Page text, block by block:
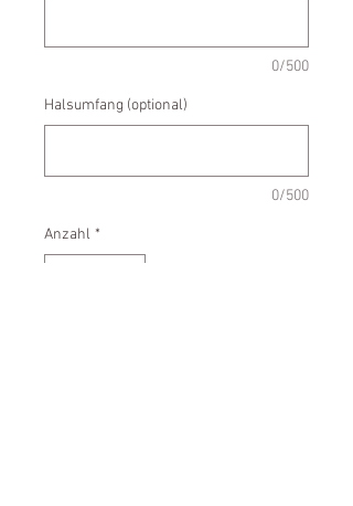
0/500
Halsumfang (optional)
0/500
Anzahl *